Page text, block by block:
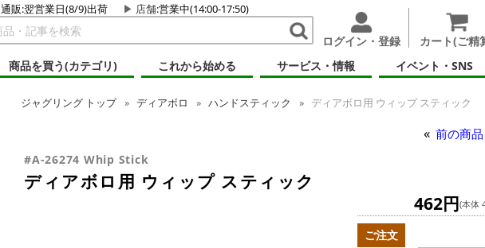
通販:翌営業日(8/9)出荷 店舗:営業中(14:00-17:50)
ログイン・登録 カート(ご精
商品を買う(カテゴリ)
これから始める サービス・情報 イベント・SNS
ジャグリング トップ ディアボロ ハンドスティック ディアボロ用 ウィップ スティック
前の商品
#A-26274 Whip Stick
ディアボロ用 ウィップ スティック
462円(本体
ご注文